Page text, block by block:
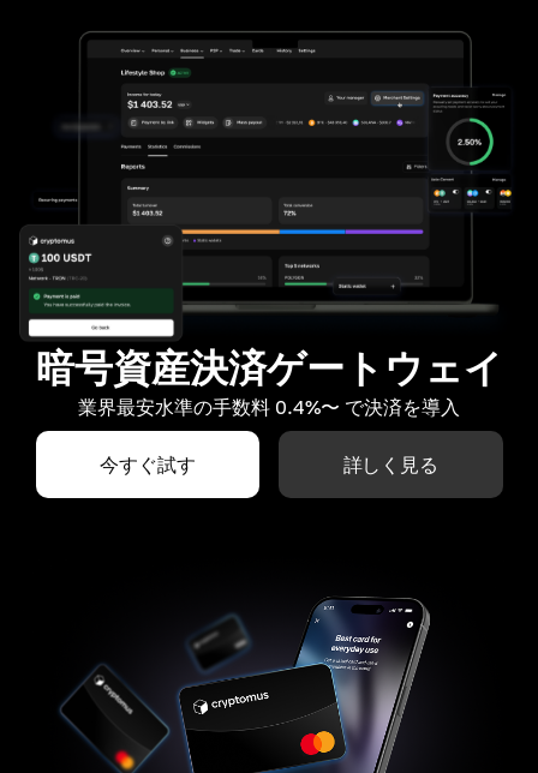
暗号資産決済ゲートウェイ
業界最安水準の手数料 0.4%〜 で決済を導入
今すぐ試す 詳しく見る